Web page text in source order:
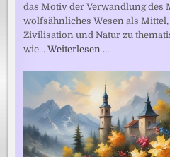
das Motiv der Verwandlung des
wolfsähnliches Wesen als
Zivilisation und Natur zu
wie…Weiterlesen …